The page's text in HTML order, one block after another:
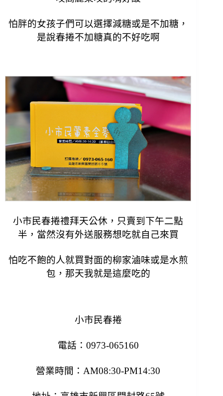
怕胖的女孩子們可以選擇減糖或是不加糖，
是說春捲不加糖真的不好吃啊
小市民春捲禮拜天公休，只賣到下午二點
半，當然沒有外送服務想吃就自己來買
怕吃不飽的人就買對面的柳家滷味或是水煎
包，那天我就是這麼吃的
小市民春捲
電話：0973-065160
營業時間：AM08:30-PM14:30